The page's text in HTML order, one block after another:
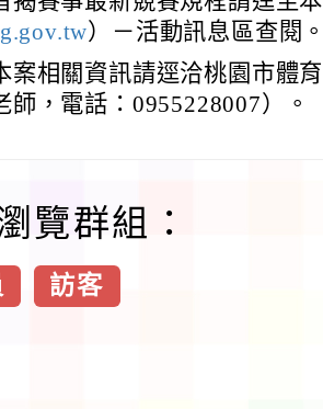
）－活動訊息區查閱
案相關資訊請逕洽桃園市體
師，電話：0955228007）。
覽群組：
訪客